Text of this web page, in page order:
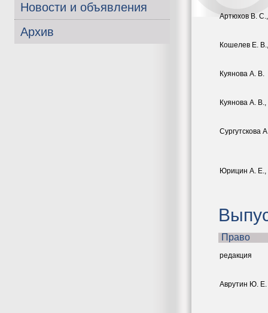
Новости и объявления
Архив
Артюхов В.
Кошелев Е.
Куянова А. В.
Куянова А.
Сургутскова
Юрицин А.
Право
pедакция
Аврутин Ю. Е.